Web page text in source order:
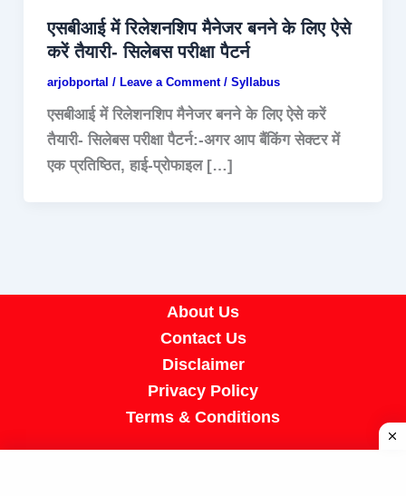
एसबीआई में रिलेशनशिप मैनेजर बनने के लिए ऐसे
करें तैयारी- सिलेबस परीक्षा पैटर्न
arjobportal / Leave a Comment / Syllabus
एसबीआई में रिलेशनशिप मैनेजर बनने के लिए ऐसे करें
तैयारी- सिलेबस परीक्षा पैटर्न:-अगर आप बैंकिंग सेक्टर में
एक प्रतिष्ठित, हाई-प्रोफाइल […]
About Us
Contact Us
Disclaimer
Privacy Policy
Terms & Conditions